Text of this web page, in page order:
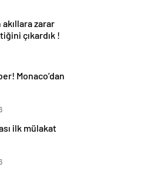
zarar
çıkardık !
Monaco’dan
ilk mülakat